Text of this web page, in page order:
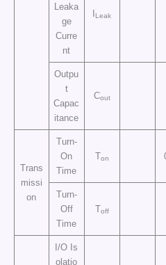
Leaka
ge
Curre
nt
ILeak
Outpu
t
Capac
itance
Cout
Trans
missi
on
Turn-
On
Time
Ton
Turn-
Off
Time
Toff
I/O Is
olatio